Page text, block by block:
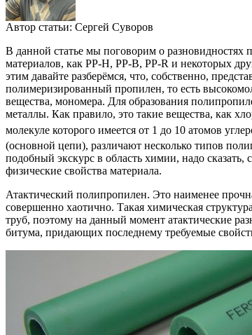
Автор статьи: Сергей Суворов
В данной статье мы поговорим о
материалов, как PP-H, PP-B, PP-R и некоторых
этим давайте разберёмся, что, собственно,
полимеризированный пропилен, то есть
вещества, мономера. Для образования
металлы. Как правило, это такие вещества, как
молекуле которого имеется от 1 до 10 атомов
(основной цепи), различают несколько типов
подобный экскурс в область химии, надо
физические свойства материала.
Атактический полипропилен. Это наименее
совершенно хаотично. Такая химическая
труб, поэтому на данный момент атактические
битума, придающих последнему требуемые